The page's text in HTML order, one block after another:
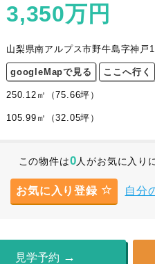
3,350万円
山梨県南アルプス市野牛島字神戸
googleMapで見る ここへ行く
250.12 ㎡ （75.66坪 ）
105.99㎡ （32.05坪）
この物件は0人がお気に入り
お気に入り登録 自分
見学予約